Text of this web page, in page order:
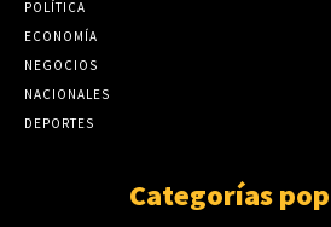
POLÍTICA
ECONOMÍA
NEGOCIOS
NACIONALES
DEPORTES
Categorías